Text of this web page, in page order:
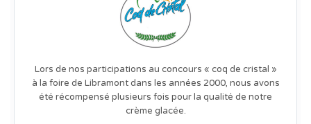
Lors de nos participations au concours « coq de cristal »
à la foire de Libramont dans les années 2000, nous avons
été récompensé plusieurs fois pour la qualité de notre
crème glacée.